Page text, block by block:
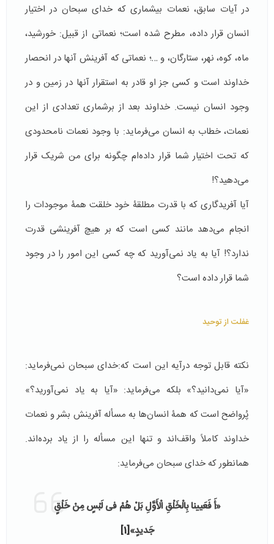
در آیات سابق، نعمات بیشماری که خدای سبحان در اختیار
انسان قرار داده، مطرح شده است؛ نعماتی از قبیل: خورشید،
ماه، کوه، نهر، ستارگان، و …؛ نعماتی که آفرینش آنها در انحصار
خداوند است و کسی جز او قادر به استقرار آنها در زمین و در
وجود انسان نیست. خداوند بعد از برشماری تعدادی از این
نعمات، خطاب به انسان می‌فرماید: با وجود نعمات نامحدودی
که تحت اختیار شما قرار داده‌ام چگونه برای من شریک قرار
می‌دهید؟!
آیا آفریدگاری که با قدرت مطلقۀ خود خلقت همۀ موجودات را
انجام می‌دهد مانند کسی است که بر هیچ آفرینشی قدرت
ندارد؟! آیا به یاد نمی‌آورید که چه کسی این امور را در وجود
شما قرار داده است؟
غفلت از توحید
نکته قابل توجه درآیه این است که:خدای سبحان نمی‌فرماید:
«آیا نمی‌دانید؟» بلکه می‌فرماید: «آیا به یاد نمی‌آورید؟»
پُرواضح است که همۀ انسان‌ها به مسأله آفرینش بشر و نعمات
خداوند کاملاً واقف‌اند و تنها این مسأله را از یاد برده‌اند.
همانطور که خدای سبحان می‌فرماید:
«أَ فَعَیینا بِالْخَلْقِ الْأَوَّلِ بَلْ هُمْ فی‏ لَبْسٍ مِنْ خَلْقٍ
جَدیدٍ»[1]